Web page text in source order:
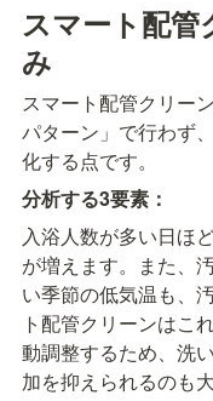
スマート配管
み
スマート配管クリー
パターン」で行わず
化する点です。
分析する3要素：
入浴人数が多い日ほ
が増えます。また、
い季節の低気温も、
ト配管クリーンはこ
動調整するため、洗
加を抑えられるのも